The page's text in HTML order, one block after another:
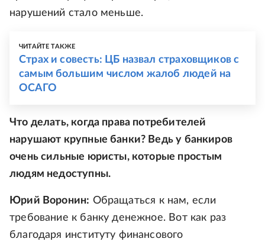
нарушений стало меньше.
ЧИТАЙТЕ ТАКЖЕ
Страх и совесть: ЦБ назвал страховщиков с
самым большим числом жалоб людей на
ОСАГО
Что делать, когда права потребителей
нарушают крупные банки? Ведь у банкиров
очень сильные юристы, которые простым
людям недоступны.
Юрий Воронин: Обращаться к нам, если
требование к банку денежное. Вот как раз
благодаря институту финансового